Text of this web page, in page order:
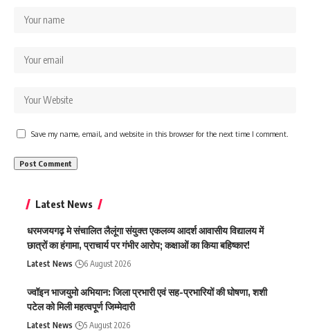
Save my name, email, and website in this browser for the next time I comment.
Latest News
धरमजयगढ़ मे संचालित लैलूंगा संयुक्त एकलव्य आदर्श आवासीय विद्यालय में
छात्रों का हंगामा, प्राचार्य पर गंभीर आरोप; कक्षाओं का किया बहिष्कार!
Latest News 6 August 2026
ज्वॉइन भाजयुमो अभियान: जिला प्रभारी एवं सह-प्रभारियों की घोषणा, शशी
पटेल को मिली महत्वपूर्ण जिम्मेदारी
Latest News 5 August 2026